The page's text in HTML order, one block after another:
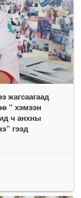
жагсаагаад
” хэмээн
ч анхны
гээд